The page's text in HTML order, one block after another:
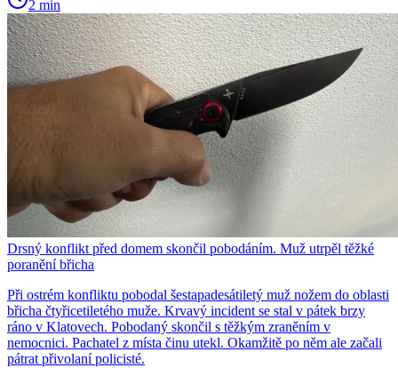
2 min
Drsný konflikt před domem skončil pobodáním. Muž utrpěl těžké
poranění břicha
Při ostrém konfliktu pobodal šestapadesátiletý muž nožem do oblasti
břicha čtyřicetiletého muže. Krvavý incident se stal v pátek brzy
ráno v Klatovech. Pobodaný skončil s těžkým zraněním v
nemocnici. Pachatel z místa činu utekl. Okamžitě po něm ale začali
pátrat přivolaní policisté.